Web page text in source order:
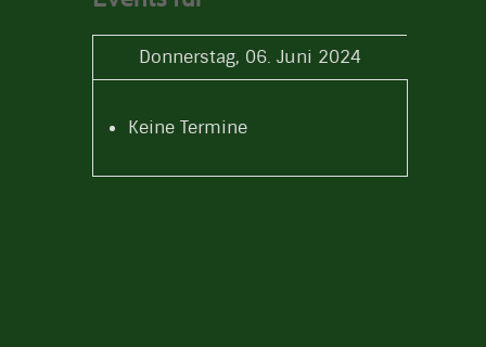
Donnerstag, 06. Juni 2024
Keine Termine